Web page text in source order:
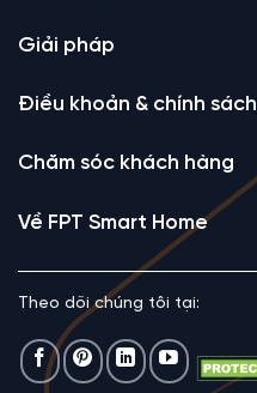
Giải pháp
Điều khoản & chính sách
Chăm sóc khách hàng
Về FPT Smart Home
Theo dõi chúng tôi tại: